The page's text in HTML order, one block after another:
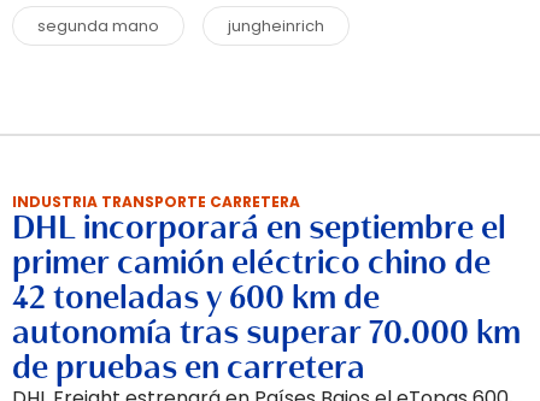
segunda mano jungheinrich
INDUSTRIA TRANSPORTE CARRETERA
DHL incorporará en septiembre el
primer camión eléctrico chino de
42 toneladas y 600 km de
autonomía tras superar 70.000 km
de pruebas en carretera